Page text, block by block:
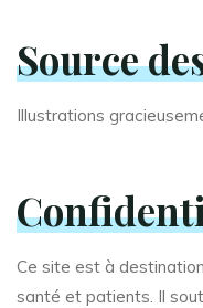
Source
Illustrations
Ce site est à
santé et patients. Il